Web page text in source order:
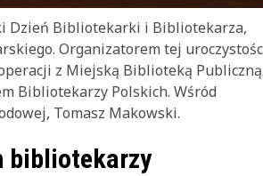
Dzień Bibliotekarki i Bibliotekarza,
Organizatorem tej
z Miejską Biblioteką Publiczną
Bibliotekarzy Polskich. Wśród
Tomasz Makowski.
bibliotekarzy